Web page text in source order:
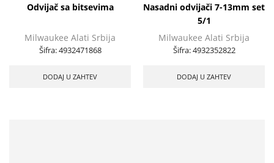
Odvijač sa bitsevima
Milwaukee Alati Srbija
Šifra:4932471868
DODAJ U ZAHTEV
Nasadni odvijači 7-13mm set
5/1
Milwaukee Alati Srbija
Šifra:4932352822
DODAJ U ZAHTEV